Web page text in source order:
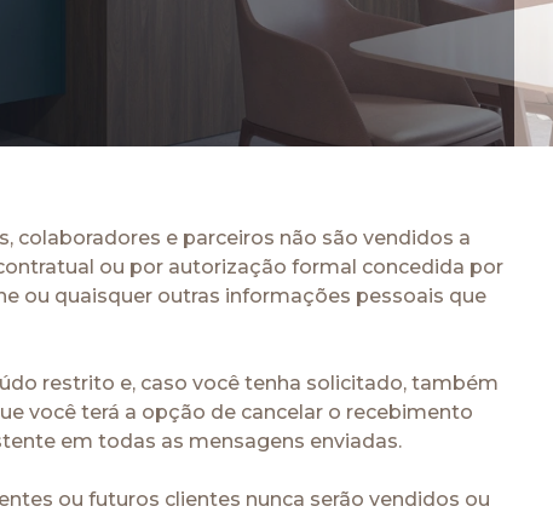
ARAUCO FLORESTAL
colaboradores e parceiros não são vendidos a
ou por autorização formal concedida por
ou quaisquer outras informações pessoais que
restrito e, caso você tenha solicitado, também
você terá a opção de cancelar o recebimento
em todas as mensagens enviadas.
ou futuros clientes nunca serão vendidos ou